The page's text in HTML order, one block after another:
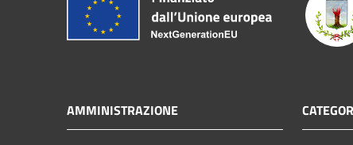
AMMINISTRAZIONE